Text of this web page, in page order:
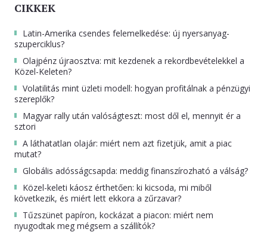
CIKKEK
Latin-Amerika csendes felemelkedése: új nyersanyag-
szuperciklus?
Olajpénz újraosztva: mit kezdenek a rekordbevételekkel a
Közel-Keleten?
Volatilitás mint üzleti modell: hogyan profitálnak a pénzügyi
szereplők?
Magyar rally után valóságteszt: most dől el, mennyit ér a
sztori
A láthatatlan olajár: miért nem azt fizetjük, amit a piac
mutat?
Globális adósságcsapda: meddig finanszírozható a válság?
Közel-keleti káosz érthetően: ki kicsoda, mi miből
következik, és miért lett ekkora a zűrzavar?
Tűzszünet papíron, kockázat a piacon: miért nem
nyugodtak meg mégsem a szállítók?